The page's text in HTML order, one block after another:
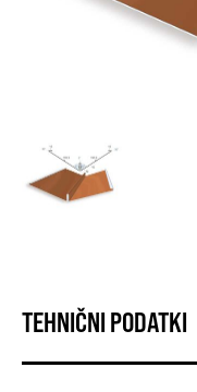
TEHNIČNI PODATKI